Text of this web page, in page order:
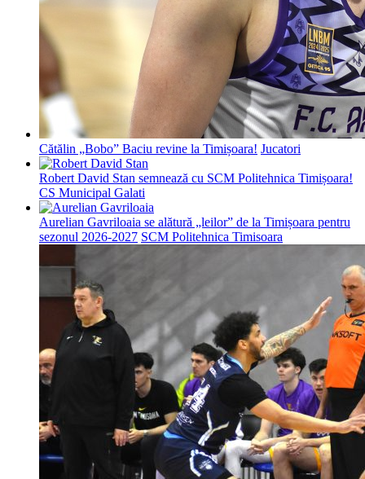
Cătălin „Bobo” Baciu revine la Timișoara! Jucatori
Robert David Stan semnează cu SCM Politehnica Timișoara!
CS Municipal Galati
Aurelian Gavriloaia se alătură „leilor” de la Timișoara pentru
sezonul 2026-2027 SCM Politehnica Timisoara